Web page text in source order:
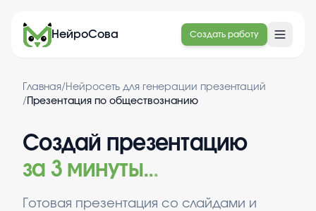
НейроСова Создать работу
Главная/ Нейросеть для генерации презентаций
/ Презентация по обществознанию
Создай презентацию
за 3 минуты...
Готовая презентация со слайдами и